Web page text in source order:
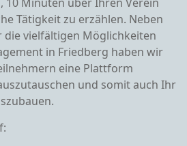
10 Minuten über Ihren Verein
Tätigkeit zu erzählen. Neben
vielfältigen Möglichkeiten
in Friedberg haben wir
eine Plattform
und somit auch Ihr